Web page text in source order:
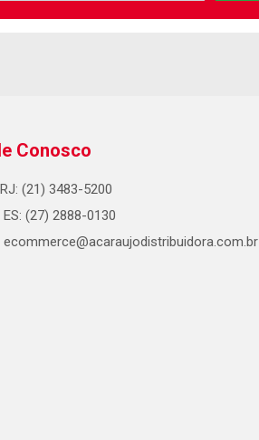
Conosco
RJ: (21) 3483-5200
ES: (27) 2888-0130
ecommerce@acaraujodistribuidora.com.br